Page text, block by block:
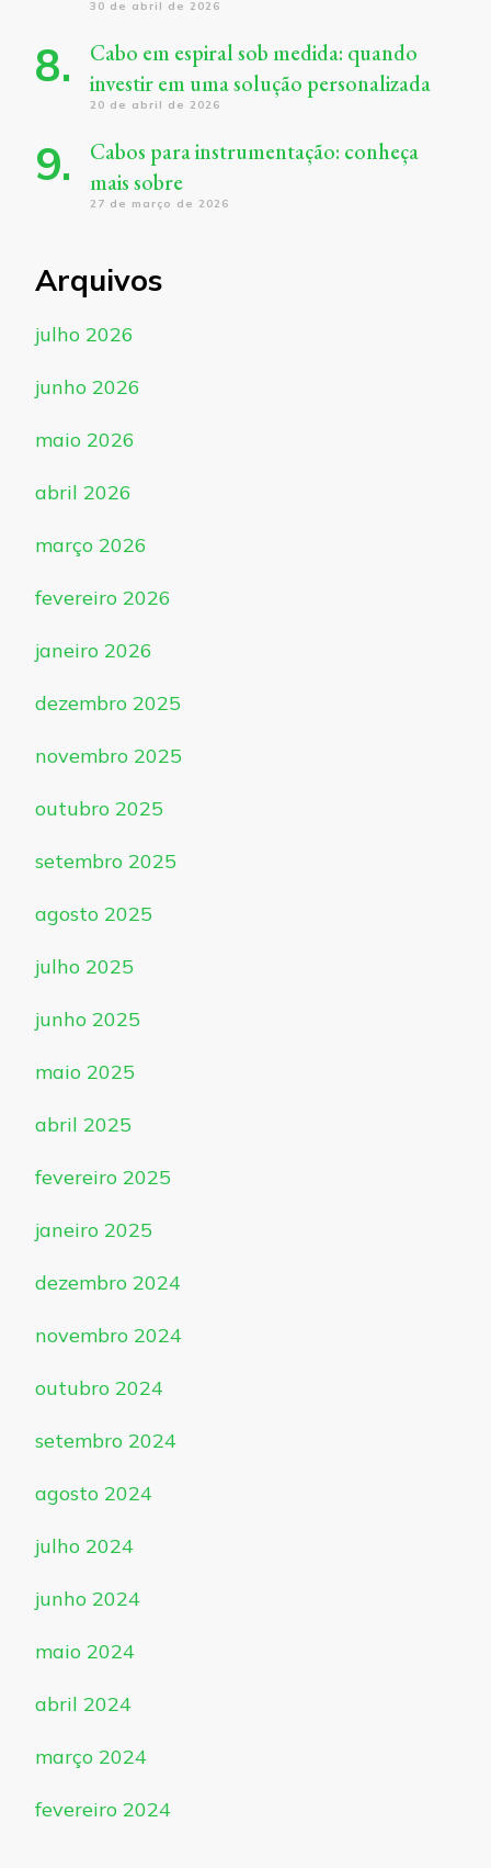
30 de abril de 2026
Cabo em espiral sob medida: quando
investir em uma solução personalizada
20 de abril de 2026
Cabos para instrumentação: conheça
mais sobre
27 de março de 2026
Arquivos
julho 2026
junho 2026
maio 2026
abril 2026
março 2026
fevereiro 2026
janeiro 2026
dezembro 2025
novembro 2025
outubro 2025
setembro 2025
agosto 2025
julho 2025
junho 2025
maio 2025
abril 2025
fevereiro 2025
janeiro 2025
dezembro 2024
novembro 2024
outubro 2024
setembro 2024
agosto 2024
julho 2024
junho 2024
maio 2024
abril 2024
março 2024
fevereiro 2024